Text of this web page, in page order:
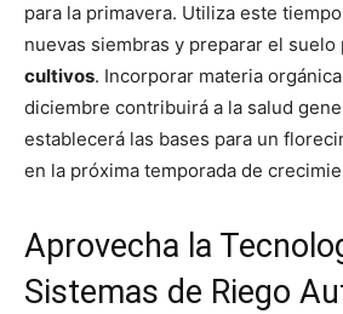
para la primavera. Utiliza este
nuevas siembras y preparar el suelo
cultivos. Incorporar materia
diciembre contribuirá a la salud
establecerá las bases para un
en la próxima temporada de
Aprovecha la
Sistemas de Riego